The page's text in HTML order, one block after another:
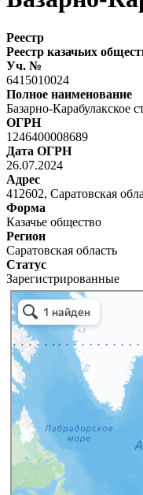
Реестр
Реестр казачьих
Уч. №
6415010024
Полное наименование
Базарно-Карабулакское
ОГРН
1246400008689
Дата ОГРН
26.07.2024
Адрес
412602, Саратовская
Форма
Казачье общество
Регион
Саратовская область
Статус
Зарегистрированные